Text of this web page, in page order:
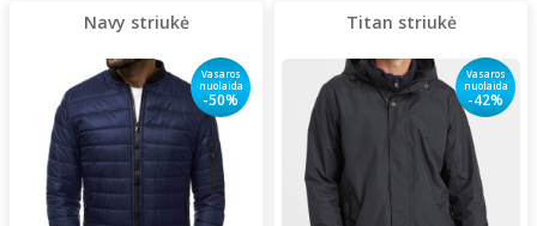
Navy striukė
Vasaros
nuolaida
-50%
Titan striukė
Vasaros
nuolaida
-42%